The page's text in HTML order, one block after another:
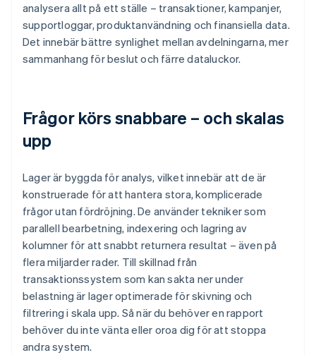
analysera allt på ett ställe – transaktioner, kampanjer,
supportloggar, produktanvändning och finansiella data.
Det innebär bättre synlighet mellan avdelningarna, mer
sammanhang för beslut och färre dataluckor.
Frågor körs snabbare – och skalas
upp
Lager är byggda för analys, vilket innebär att de är
konstruerade för att hantera stora, komplicerade
frågor utan fördröjning. De använder tekniker som
parallell bearbetning, indexering och lagring av
kolumner för att snabbt returnera resultat – även på
flera miljarder rader. Till skillnad från
transaktionssystem som kan sakta ner under
belastning är lager optimerade för skivning och
filtrering i skala upp. Så när du behöver en rapport
behöver du inte vänta eller oroa dig för att stoppa
andra system.